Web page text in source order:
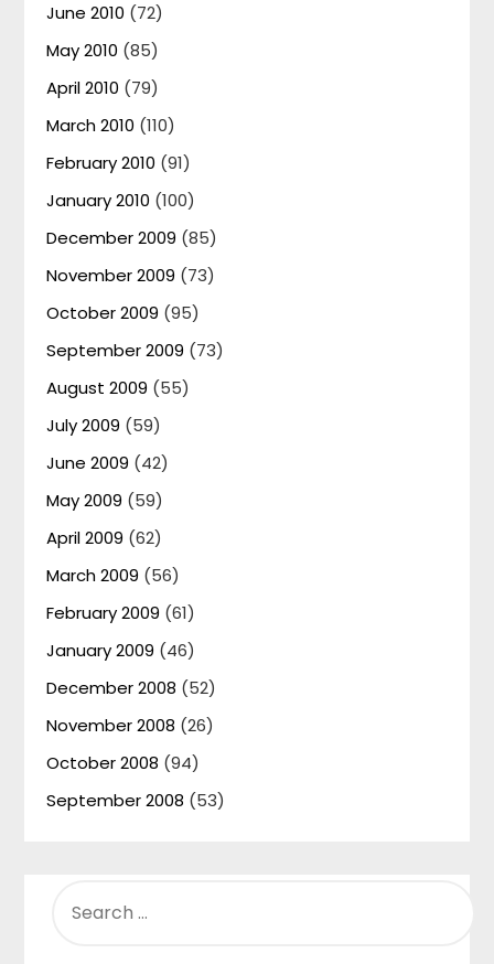
June 2010 (72)
May 2010 (85)
April 2010 (79)
March 2010 (110)
February 2010 (91)
January 2010 (100)
December 2009 (85)
November 2009 (73)
October 2009 (95)
September 2009 (73)
August 2009 (55)
July 2009 (59)
June 2009 (42)
May 2009 (59)
April 2009 (62)
March 2009 (56)
February 2009 (61)
January 2009 (46)
December 2008 (52)
November 2008 (26)
October 2008 (94)
September 2008 (53)
FOR: